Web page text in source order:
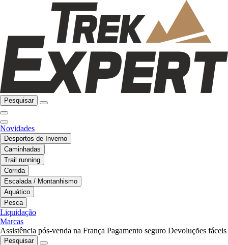
Pesquisar
Novidades
Desportos de Inverno
Caminhadas
Trail running
Corrida
Escalada / Montanhismo
Aquático
Pesca
Liquidação
Marcas
Assistência pós-venda na França Pagamento seguro Devoluções fáceis
Pesquisar